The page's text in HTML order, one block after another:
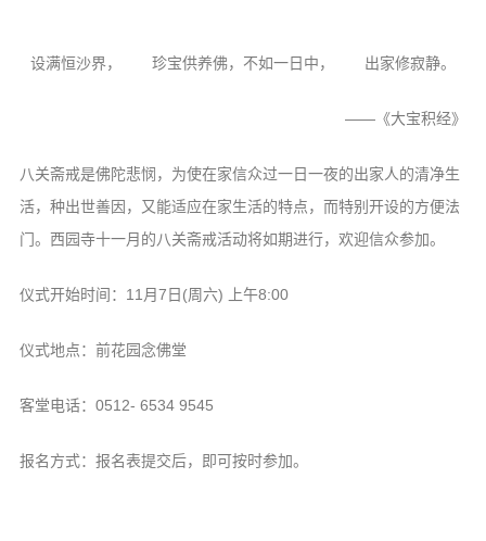
观世音热线
菩提静修营
信息公告
设满恒沙界， 珍宝供养佛，不如一日中， 出家修寂静。
——《大宝积经》
八关斋戒是佛陀悲悯，为使在家信众过一日一夜的出家人的清净生
活，种出世善因，又能适应在家生活的特点，而特别开设的方便法
门。西园寺十一月的八关斋戒活动将如期进行，欢迎信众参加。
仪式开始时间：11月7日(周六) 上午8:00
仪式地点：前花园念佛堂
客堂电话：0512- 6534 9545
报名方式：报名表提交后，即可按时参加。